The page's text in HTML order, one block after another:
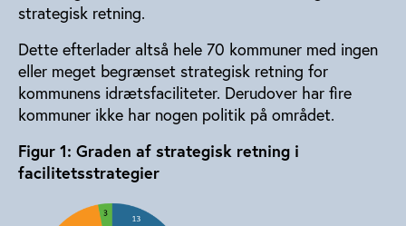
strategisk retning.
Dette efterlader altså hele 70 kommuner med ingen
eller meget begrænset strategisk retning for
kommunens idrætsfaciliteter. Derudover har fire
kommuner ikke har nogen politik på området.
Figur 1: Graden af strategisk retning i
facilitetsstrategier